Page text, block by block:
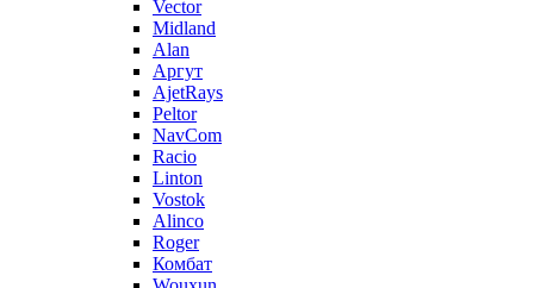
Vector
Midland
Alan
Аргут
AjetRays
Peltor
NavCom
Racio
Linton
Vostok
Alinco
Roger
Комбат